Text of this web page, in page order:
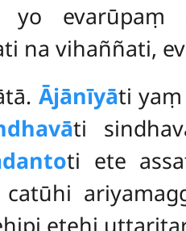
yo evarūpaṃ
na vihaññati,
Ājānīyāti
ti
ti ete
etehi